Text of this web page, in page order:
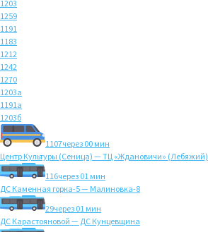
1203
1259
1191
1183
1212
1242
1270
1203а
1191а
1203б
1107через 00 мин
Центр Культуры (Сеница) — ТЦ «Ждановичи» (Лебяжий)
116через 01 мин
ДС Каменная горка-5 — Малиновка-8
29через 01 мин
ДС Карастояновой — ДС Кунцевщина